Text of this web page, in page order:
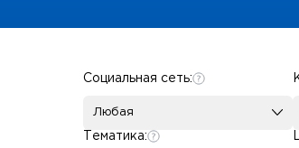
Тематика:
Социальная сеть:
Любая